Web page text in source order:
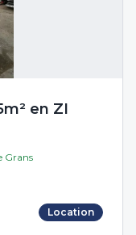
en ZI
Grans
Location